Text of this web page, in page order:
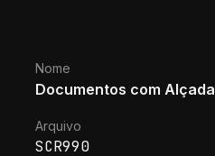
Nome
Documentos com Alçada
Arquivo
SCR990